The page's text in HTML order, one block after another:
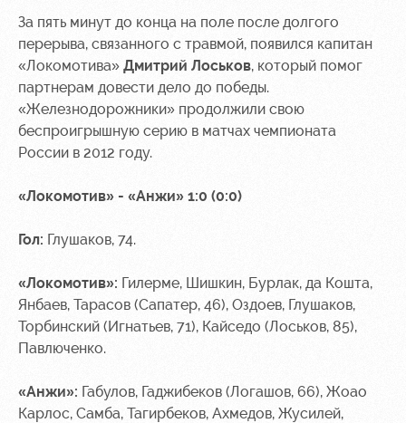
За пять минут до конца на поле после долгого
перерыва, связанного с травмой, появился капитан
«Локомотива» Дмитрий Лоськов, который помог
партнерам довести дело до победы.
«Железнодорожники» продолжили свою
беспроигрышную серию в матчах чемпионата
России в 2012 году.
«Локомотив» - «Анжи» 1:0 (0:0)
Гол: Глушаков, 74.
«Локомотив»: Гилерме, Шишкин, Бурлак, да Кошта,
Янбаев, Тарасов (Сапатер, 46), Оздоев, Глушаков,
Торбинский (Игнатьев, 71), Кайседо (Лоськов, 85),
Павлюченко.
«Анжи»: Габулов, Гаджибеков (Логашов, 66), Жоао
Карлос, Самба, Тагирбеков, Ахмедов, Жусилей,